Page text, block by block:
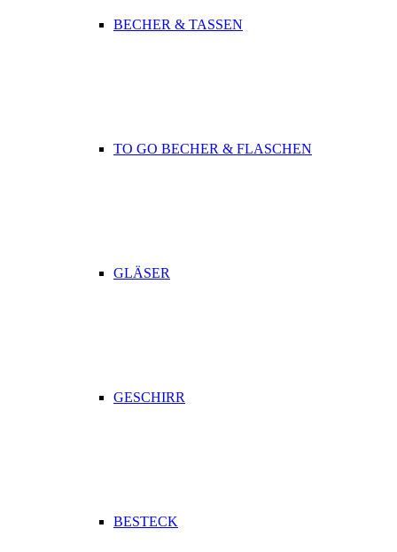
BECHER & TASSEN
TO GO BECHER & FLASCHEN
GLÄSER
GESCHIRR
BESTECK